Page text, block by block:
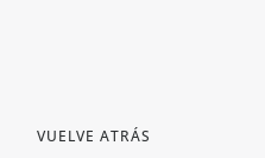
VUELVE ATRÁS